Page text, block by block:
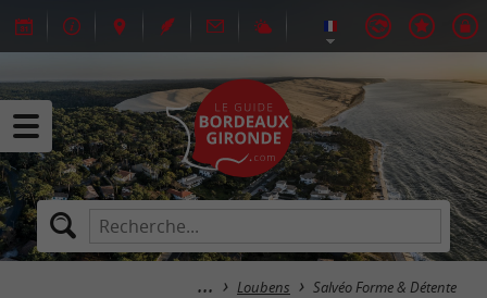
Loubens Salvéo Forme & Détente